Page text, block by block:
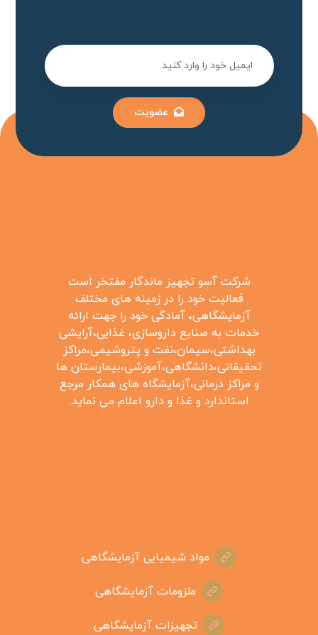
عضویت
شرکت آسو تجهیز ماندگار مفتخر است
فعالیت خود را در زمینه های مختلف
آزمایشگاهی، آمادگی خود را جهت ارائه
خدمات به صنایع داروسازی، غذایی،آرایشی
بهداشتی،سیمان،نفت و پتروشیمی،مراکز
تحقیقاتی،دانشگاهی،آموزشی،بیمارستان ها
و مراکز درمانی،آزمایشگاه های همکار مرجع
استاندارد و غذا و دارو اعلام می نماید.
مواد شیمیایی آزمایشگاهی
ملزومات آزمایشگاهی
تجهیزات آزمایشگاهی